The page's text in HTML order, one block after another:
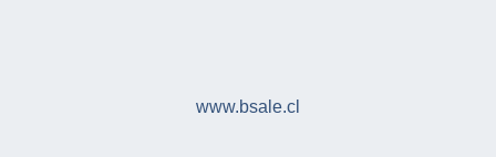
www.bsale.cl